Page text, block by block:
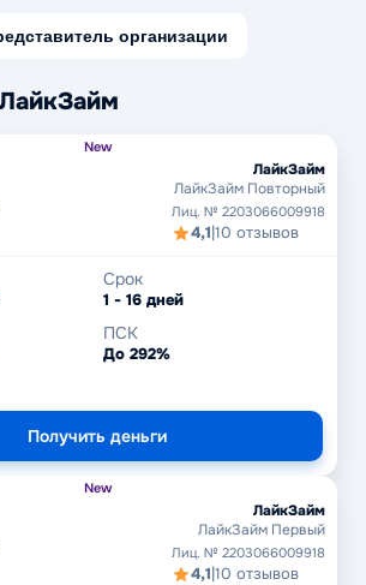
организации
New
ЛайкЗайм
ЛайкЗайм Повторный
Лиц. № 2203066009918
4,1|10 отзывов
Срок
1 - 16 дней
ПСК
До 292%
Получить деньги
New
ЛайкЗайм
ЛайкЗайм Первый
Лиц. № 2203066009918
4,1|10 отзывов